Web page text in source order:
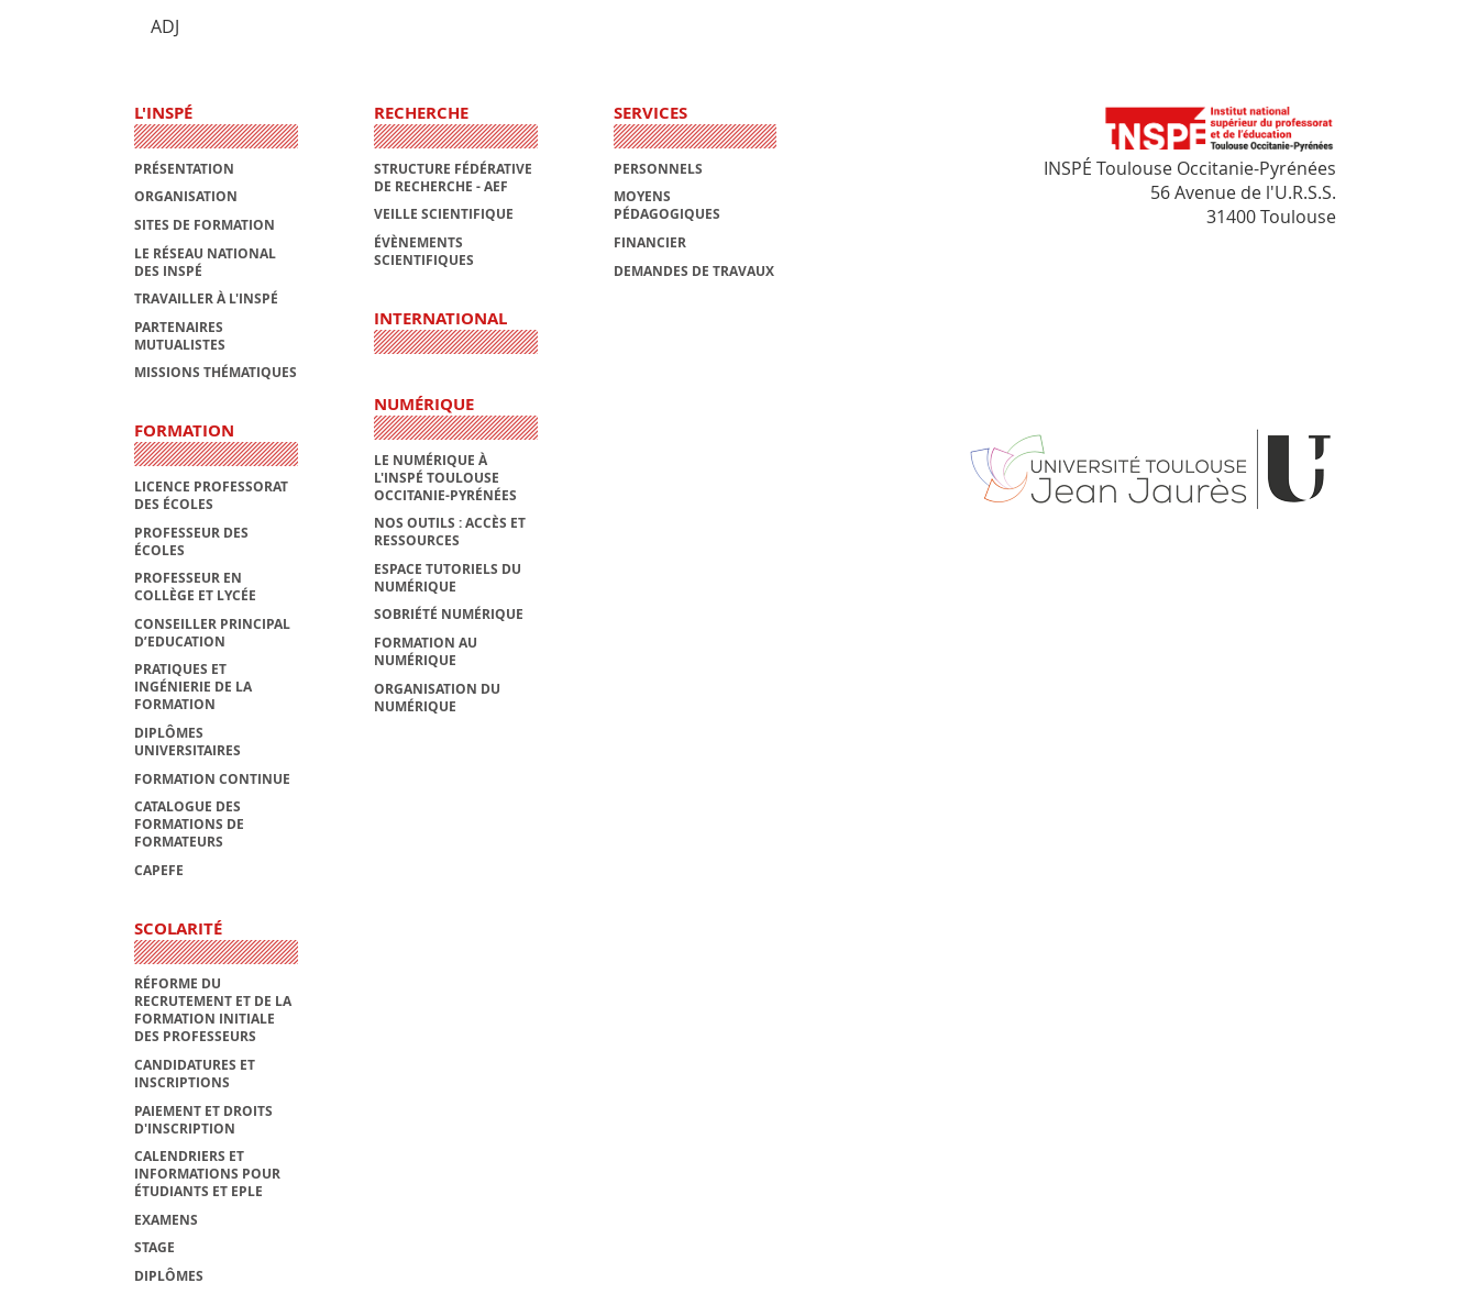
ADJ
L'INSPÉ
PRÉSENTATION
ORGANISATION
SITES DE FORMATION
LE RÉSEAU NATIONAL
DES INSPÉ
TRAVAILLER À L'INSPÉ
PARTENAIRES
MUTUALISTES
MISSIONS THÉMATIQUES
FORMATION
LICENCE PROFESSORAT
DES ÉCOLES
PROFESSEUR DES
ÉCOLES
PROFESSEUR EN
COLLÈGE ET LYCÉE
CONSEILLER PRINCIPAL
D’EDUCATION
PRATIQUES ET
INGÉNIERIE DE LA
FORMATION
DIPLÔMES
UNIVERSITAIRES
FORMATION CONTINUE
CATALOGUE DES
FORMATIONS DE
FORMATEURS
CAPEFE
SCOLARITÉ
RÉFORME DU
RECRUTEMENT ET DE LA
FORMATION INITIALE
DES PROFESSEURS
CANDIDATURES ET
INSCRIPTIONS
PAIEMENT ET DROITS
D'INSCRIPTION
CALENDRIERS ET
INFORMATIONS POUR
ÉTUDIANTS ET EPLE
EXAMENS
STAGE
DIPLÔMES
RECHERCHE
STRUCTURE FÉDÉRATIVE
DE RECHERCHE - AEF
VEILLE SCIENTIFIQUE
ÉVÈNEMENTS
SCIENTIFIQUES
INTERNATIONAL
NUMÉRIQUE
LE NUMÉRIQUE À
L'INSPÉ TOULOUSE
OCCITANIE-PYRÉNÉES
NOS OUTILS : ACCÈS ET
RESSOURCES
ESPACE TUTORIELS DU
NUMÉRIQUE
SOBRIÉTÉ NUMÉRIQUE
FORMATION AU
NUMÉRIQUE
ORGANISATION DU
NUMÉRIQUE
SERVICES
PERSONNELS
MOYENS
PÉDAGOGIQUES
FINANCIER
DEMANDES DE TRAVAUX
INSPÉ Toulouse Occitanie-Pyrénées
56 Avenue de l'U.R.S.S.
31400 Toulouse